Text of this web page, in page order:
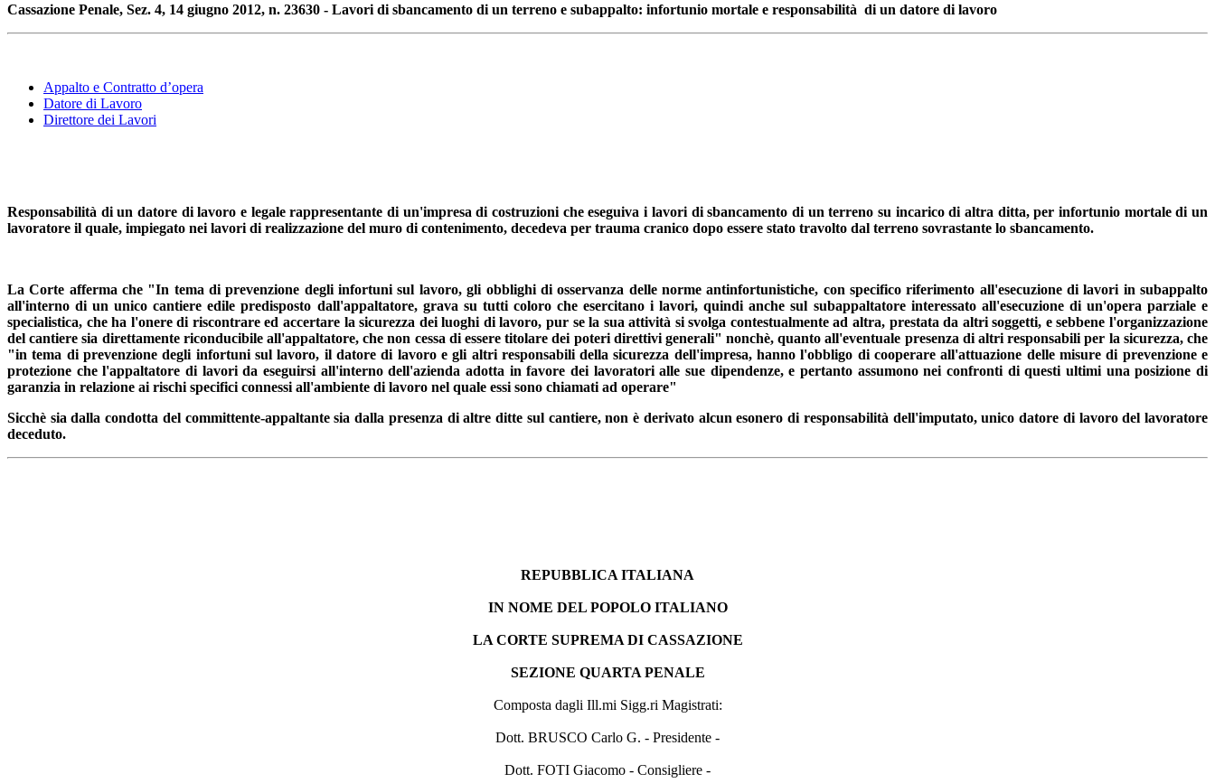
Cassazione Penale, Sez. 4, 14 giugno 2012, n. 23630 - Lavori di sbancamento di un terreno e subappalto: infortunio mortale e responsabilità di un datore di lavoro
Appalto e Contratto d’opera
Datore di Lavoro
Direttore dei Lavori
Responsabilità di un datore di lavoro e legale rappresentante di un'impresa di costruzioni che eseguiva i lavori di sbancamento di un terreno su incarico di altra ditta, per infortunio mortale di un
lavoratore il quale, impiegato nei lavori di realizzazione del muro di contenimento, decedeva per trauma cranico dopo essere stato travolto dal terreno sovrastante lo sbancamento.
La Corte afferma che "In tema di prevenzione degli infortuni sul lavoro, gli obblighi di osservanza delle norme antinfortunistiche, con specifico riferimento all'esecuzione di lavori in subappalto
all'interno di un unico cantiere edile predisposto dall'appaltatore, grava su tutti coloro che esercitano i lavori, quindi anche sul subappaltatore interessato all'esecuzione di un'opera parziale e
specialistica, che ha l'onere di riscontrare ed accertare la sicurezza dei luoghi di lavoro, pur se la sua attività si svolga contestualmente ad altra, prestata da altri soggetti, e sebbene l'organizzazione
del cantiere sia direttamente riconducibile all'appaltatore, che non cessa di essere titolare dei poteri direttivi generali" nonchè, quanto all'eventuale presenza di altri responsabili per la sicurezza, che
"in tema di prevenzione degli infortuni sul lavoro, il datore di lavoro e gli altri responsabili della sicurezza dell'impresa, hanno l'obbligo di cooperare all'attuazione delle misure di prevenzione e
protezione che l'appaltatore di lavori da eseguirsi all'interno dell'azienda adotta in favore dei lavoratori alle sue dipendenze, e pertanto assumono nei confronti di questi ultimi una posizione di
garanzia in relazione ai rischi specifici connessi all'ambiente di lavoro nel quale essi sono chiamati ad operare"
Sicchè sia dalla condotta del committente-appaltante sia dalla presenza di altre ditte sul cantiere, non è derivato alcun esonero di responsabilità dell'imputato, unico datore di lavoro del lavoratore
deceduto.
REPUBBLICA ITALIANA
IN NOME DEL POPOLO ITALIANO
LA CORTE SUPREMA DI CASSAZIONE
SEZIONE QUARTA PENALE
Composta dagli Ill.mi Sigg.ri Magistrati:
Dott. BRUSCO Carlo G. - Presidente -
Dott. FOTI Giacomo - Consigliere -